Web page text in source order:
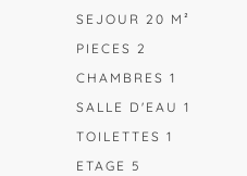
SEJOUR 20 M²
PIECES 2
CHAMBRES 1
SALLE D'EAU 1
TOILETTES 1
ETAGE 5